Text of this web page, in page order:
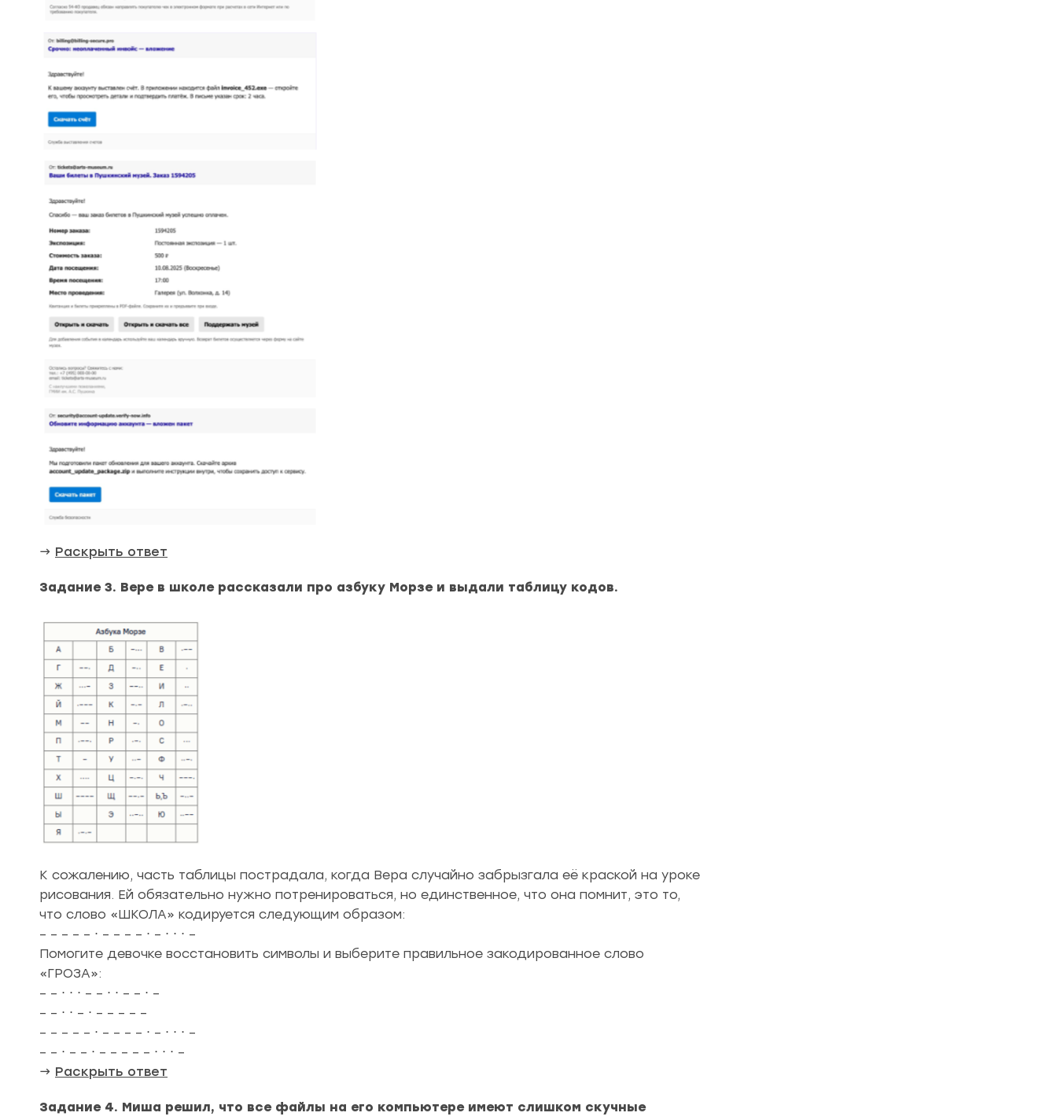
→ Раскрыть ответ
Задание 3. Вере в школе рассказали про азбуку Морзе и выдали таблицу кодов.
К сожалению, часть таблицы пострадала, когда Вера случайно забрызгала её краской на уроке
рисования. Ей обязательно нужно потренироваться, но единственное, что она помнит, это то,
что слово «ШКОЛА» кодируется следующим образом:
– – – – – ⋅ – – – – ⋅ – ⋅ ⋅ ⋅ –
Помогите девочке восстановить символы и выберите правильное закодированное слово
«ГРОЗА»:
– – ⋅ ⋅ ⋅ – – ⋅ ⋅ – – ⋅ –
– – ⋅ ⋅ – ⋅ – – – – –
– – – – – ⋅ – – – – ⋅ – ⋅ ⋅ ⋅ –
– – ⋅ – – ⋅ – – – – – ⋅ ⋅ ⋅ –
→ Раскрыть ответ
Задание 4. Миша решил, что все файлы на его компьютере имеют слишком скучные